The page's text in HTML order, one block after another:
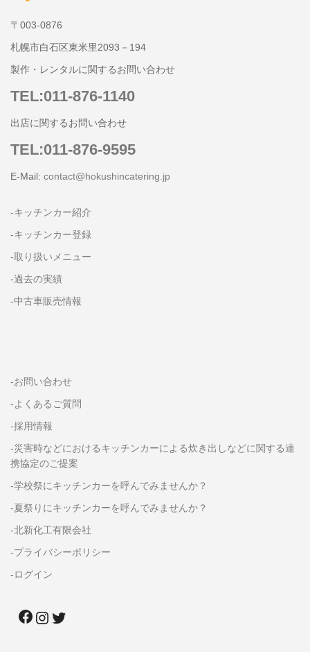
〒003-0876
札幌市白石区東米里2093－194
製作・レンタルに関するお問い合わせ
TEL:011-876-1140
出店に関するお問い合わせ
TEL:011-876-9595
E-Mail: contact@hokushincatering.jp
-キッチンカー紹介
-キッチンカー登録
-取り扱いメニュー
-過去の実績
-中古車販売情報
-お問い合わせ
-よくあるご質問
-採用情報
-災害時などにおけるキッチンカーによる炊き出しなどに関する連
携協定のご提案
-学校祭にキッチンカーを呼んでみませんか？
-夏祭りにキッチンカーを呼んでみませんか？
-北新化工有限会社
-プライバシーポリシー
-ログイン